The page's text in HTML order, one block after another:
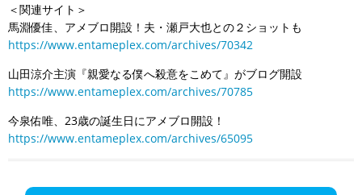
＜関連サイト＞
馬淵優佳、アメブロ開設！夫・瀬戸大也との２ショットも
https://www.entameplex.com/archives/70342
山田涼介主演『親愛なる僕へ殺意をこめて』がブログ開設
https://www.entameplex.com/archives/70785
今泉佑唯、23歳の誕生日にアメブロ開設！
https://www.entameplex.com/archives/65095